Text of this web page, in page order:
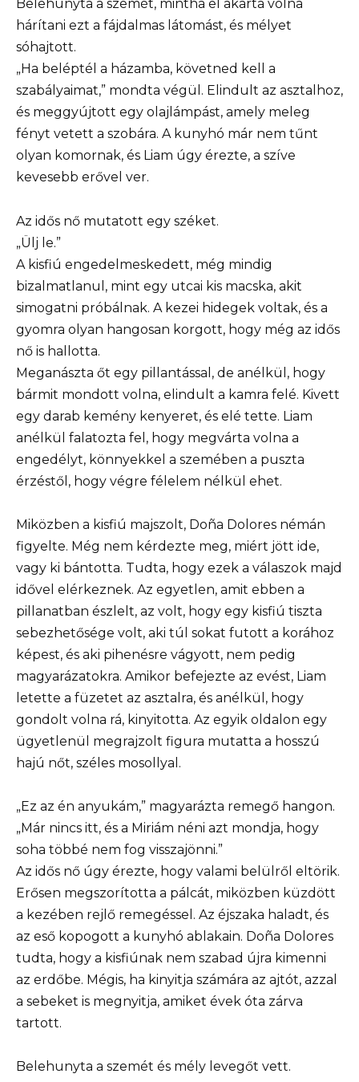
Belehunyta a szemét, mintha el akarta volna
hárítani ezt a fájdalmas látomást, és mélyet
sóhajtott.
„Ha beléptél a házamba, követned kell a
szabályaimat,” mondta végül. Elindult az asztalhoz,
és meggyújtott egy olajlámpást, amely meleg
fényt vetett a szobára. A kunyhó már nem tűnt
olyan komornak, és Liam úgy érezte, a szíve
kevesebb erővel ver.
Az idős nő mutatott egy széket.
„Ülj le.”
A kisfiú engedelmeskedett, még mindig
bizalmatlanul, mint egy utcai kis macska, akit
simogatni próbálnak. A kezei hidegek voltak, és a
gyomra olyan hangosan korgott, hogy még az idős
nő is hallotta.
Meganászta őt egy pillantással, de anélkül, hogy
bármit mondott volna, elindult a kamra felé. Kivett
egy darab kemény kenyeret, és elé tette. Liam
anélkül falatozta fel, hogy megvárta volna a
engedélyt, könnyekkel a szemében a puszta
érzéstől, hogy végre félelem nélkül ehet.
Miközben a kisfiú majszolt, Doña Dolores némán
figyelte. Még nem kérdezte meg, miért jött ide,
vagy ki bántotta. Tudta, hogy ezek a válaszok majd
idővel elérkeznek. Az egyetlen, amit ebben a
pillanatban észlelt, az volt, hogy egy kisfiú tiszta
sebezhetősége volt, aki túl sokat futott a korához
képest, és aki pihenésre vágyott, nem pedig
magyarázatokra. Amikor befejezte az evést, Liam
letette a füzetet az asztalra, és anélkül, hogy
gondolt volna rá, kinyitotta. Az egyik oldalon egy
ügyetlenül megrajzolt figura mutatta a hosszú
hajú nőt, széles mosollyal.
„Ez az én anyukám,” magyarázta remegő hangon.
„Már nincs itt, és a Miriám néni azt mondja, hogy
soha többé nem fog visszajönni.”
Az idős nő úgy érezte, hogy valami belülről eltörik.
Erősen megszorította a pálcát, miközben küzdött
a kezében rejlő remegéssel. Az éjszaka haladt, és
az eső kopogott a kunyhó ablakain. Doña Dolores
tudta, hogy a kisfiúnak nem szabad újra kimenni
az erdőbe. Mégis, ha kinyitja számára az ajtót, azzal
a sebeket is megnyitja, amiket évek óta zárva
tartott.
Belehunyta a szemét és mély levegőt vett.